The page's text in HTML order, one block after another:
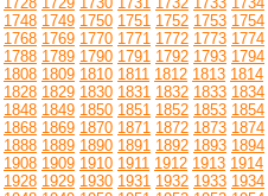
1748 1749 1750 1751 1752 1753 1754
1768 1769 1770 1771 1772 1773 1774
1788 1789 1790 1791 1792 1793 1794
1808 1809 1810 1811 1812 1813 1814
1828 1829 1830 1831 1832 1833 1834
1848 1849 1850 1851 1852 1853 1854
1868 1869 1870 1871 1872 1873 1874
1888 1889 1890 1891 1892 1893 1894
1908 1909 1910 1911 1912 1913 1914
1928 1929 1930 1931 1932 1933 1934